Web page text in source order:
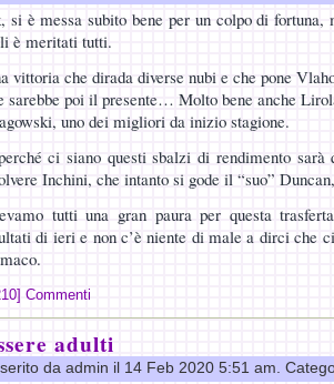
si è messa subito bene per un colpo di
è meritati tutti.
vittoria che dirada diverse nubi e che pone
sarebbe poi il presente… Molto bene anche
uno dei migliori da inizio stagione.
ci siano questi sbalzi di rendimento sarà
Inchini, che intanto si gode il “suo”
tutti una gran paura per questa
di ieri e non c’è niente di male a dirci che
Commenti
adulti
da admin il 14 Feb 2020 5:51 am.